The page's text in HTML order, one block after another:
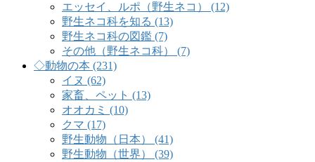
エッセイ、ルポ（野生ネコ） (12)
野生ネコ科を知る (13)
野生ネコ科の図鑑 (7)
その他（野生ネコ科） (7)
◇動物の本 (231)
イヌ (62)
家畜、ペット (13)
オオカミ (10)
クマ (17)
野生動物（日本） (41)
野生動物（世界） (39)